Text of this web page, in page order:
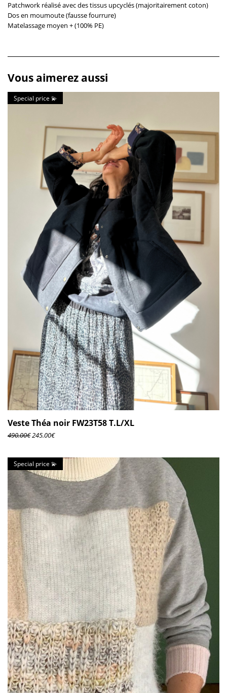
Patchwork réalisé avec des tissus upcyclés (majoritairement coton)
Dos en moumoute (fausse fourrure)
Matelassage moyen + (100% PE)
Vous aimerez aussi
Special price 💫
Veste Théa noir FW23T58 T.L/XL
490.00€245.00€
Special price 💫